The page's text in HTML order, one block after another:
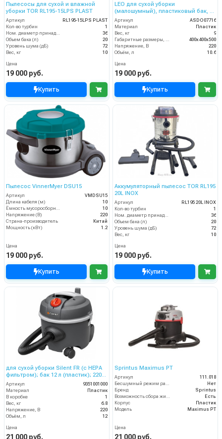
Пылесосы для сухой и влажной
уборки TOR RL195-15LPS PLAST
Артикул
RL195-15LPS PLAST
Кол-во турбин
1
36
Объем бака (л)
20
Уровень шума (дБ)
72
Вес, кг
10
Цена
19 000 руб.
Купить
LEO для сухой уборки
(малошумный), пластиковый бак, 1
турб, 10 л.
Артикул
ASDO07716
Материал
Пластик
Вес, кг
9
400х400х500
Напряжение, В
220
Объём, л
10.6
Цена
19 000 руб.
Купить
Пылесос VinnerMyer DSU15
Артикул
VMDSU15
Длина кабеля (м)
10
10
Напряжение (В)
220
Страна-производитель
Китай
Мощность (кВт)
1.2
Цена
19 000 руб.
Купить
Аккумуляторный пылесос TOR RL195
20L INOX
Артикул
RL195 20L INOX
Кол-во турбин
1
36
Объем бака (л)
20
Уровень шума (дБ)
72
Вес, кг
10
Цена
19 000 руб.
Купить
для сухой уборки Silent FR (с HEPA
фильтром); бак 12 л (пластик); 220
В; 800 Вт
Артикул
9351001000
Материал
Пластик
В коробке
1
Вес, кг
6.8
Напряжение, В
220
Объём, л
12
Цена
21 000 руб.
Sprintus Maximus PT
Артикул
111.018
Бесшумный режим работы
Нет
Бренд
Sprintus
Возможность сбора жидкой грязи
Есть
Корпус
Пластик
Модель
Maximus PT
Цена
21 000 руб.